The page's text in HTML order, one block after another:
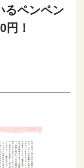
るペンペン
！